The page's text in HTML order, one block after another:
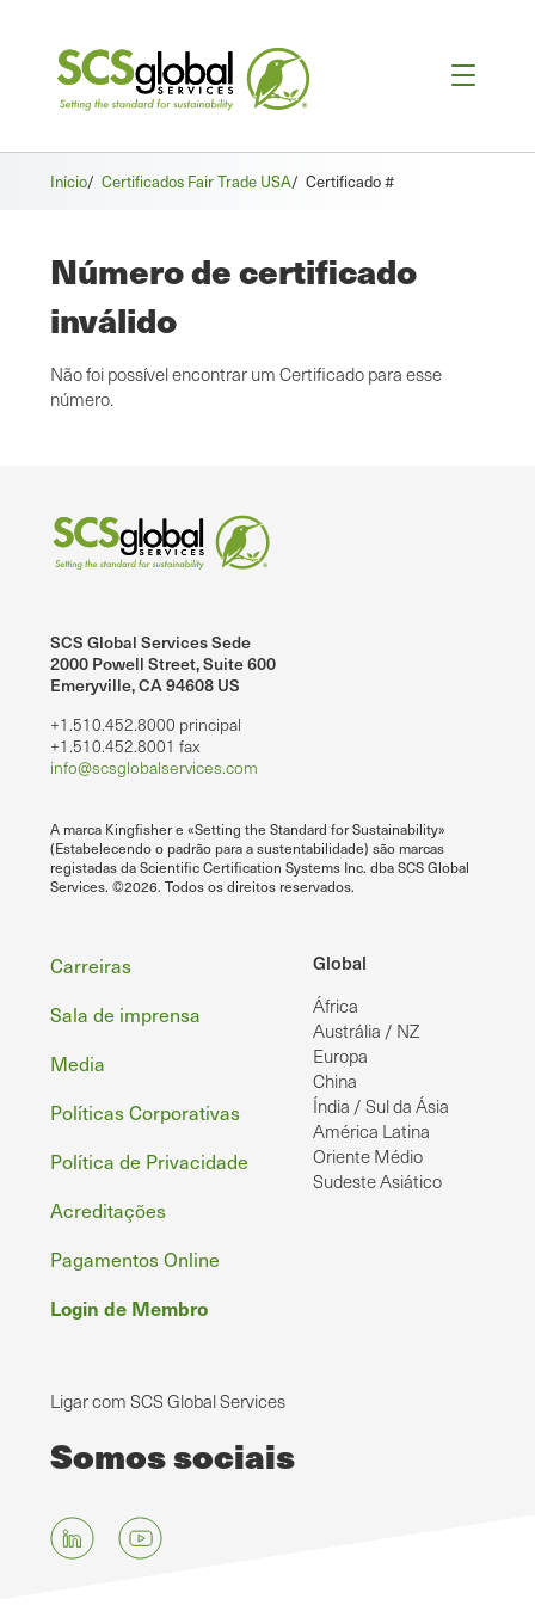
Início/ Certificados Fair Trade USA/ Certificado #
Número de certificado
inválido
Não foi possível encontrar um Certificado para esse
número.
SCS Global Services Sede
2000 Powell Street, Suite 600
Emeryville, CA 94608 US
+1.510.452.8000 principal
+1.510.452.8001 fax
info@scsglobalservices.com
A marca Kingfisher e «Setting the Standard for Sustainability»
(Estabelecendo o padrão para a sustentabilidade) são marcas
registadas da Scientific Certification Systems Inc. dba SCS Global
Services. ©2026. Todos os direitos reservados.
Global
África
Austrália / NZ
Europa
China
Índia / Sul da Ásia
América Latina
Oriente Médio
Sudeste Asiático
Rodapé
Carreiras
Sala de imprensa
Media
Políticas Corporativas
Política de Privacidade
Acreditações
Pagamentos Online
Login de Membro
Ligar com SCS Global Services
Somos sociais